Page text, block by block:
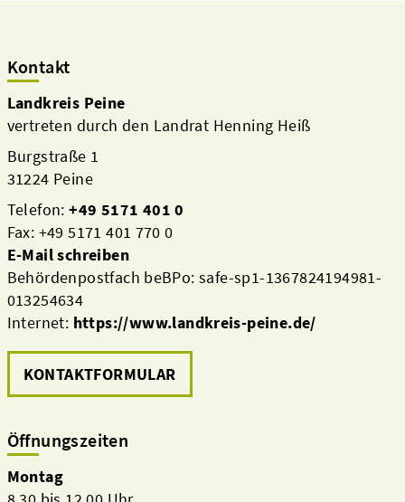
Kontakt
Landkreis Peine
vertreten durch den Landrat Henning Heiß
Burgstraße 1
31224 Peine
Telefon:+49 5171 401 0
Fax: +49 5171 401 770 0
E-Mail schreiben
Behördenpostfach beBPo: safe-sp1-1367824194981-
013254634
Internet: https://www.landkreis-peine.de/
KONTAKTFORMULAR
Öffnungszeiten
Montag